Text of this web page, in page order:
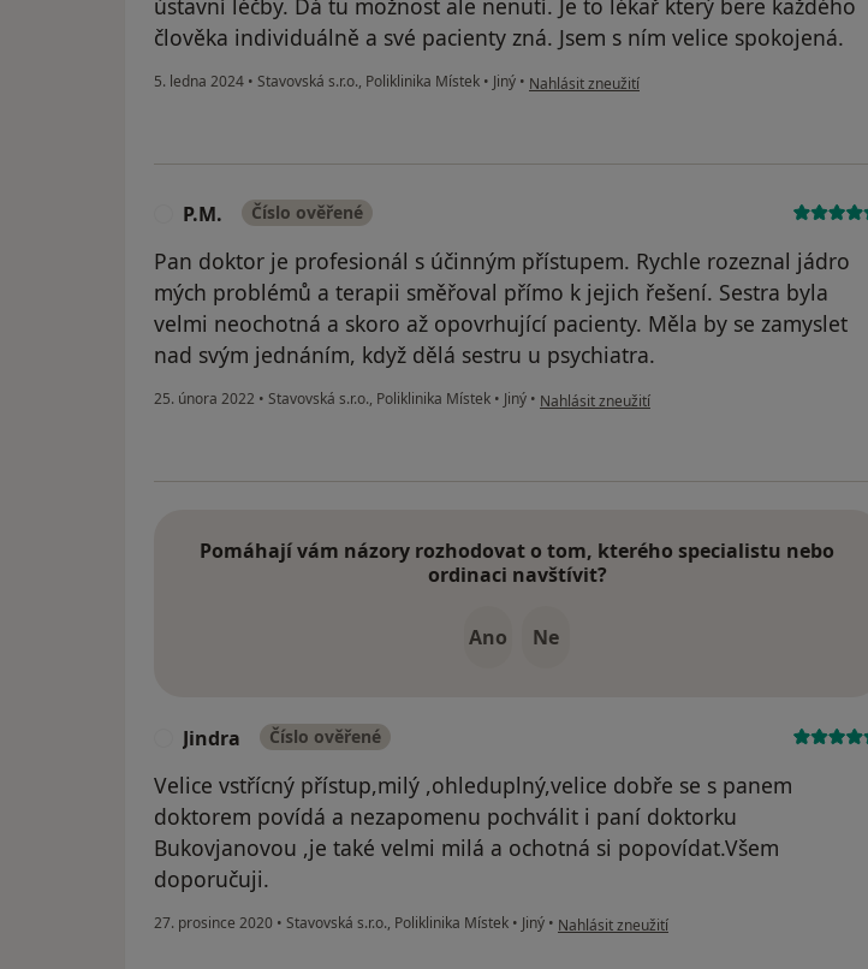
ústavní léčby. Dá tu možnost ale nenutí. Je to lékař který bere každého
člověka individuálně a své pacienty zná. Jsem s ním velice spokojená.
5. ledna 2024 • Stavovská s.r.o., Poliklinika Místek • Jiný • podle názoru uživatele MS
Nahlásit zneužití
P.M. Číslo ověřené
Pan doktor je profesionál s účinným přístupem. Rychle rozeznal jádro
mých problémů a terapii směřoval přímo k jejich řešení. Sestra byla
velmi neochotná a skoro až opovrhující pacienty. Měla by se zamyslet
nad svým jednáním, když dělá sestru u psychiatra.
25. února 2022 • Stavovská s.r.o., Poliklinika Místek • Jiný • podle názoru uživatele P.M.
Nahlásit zneužití
Pomáhají vám názory rozhodovat o tom, kterého specialistu nebo
ordinaci navštívit?
Ano Ne
Jindra Číslo ověřené
Velice vstřícný přístup,milý ,ohleduplný,velice dobře se s panem
doktorem povídá a nezapomenu pochválit i paní doktorku
Bukovjanovou ,je také velmi milá a ochotná si popovídat.Všem
doporučuji.
27. prosince 2020 • Stavovská s.r.o., Poliklinika Místek • Jiný • podle názoru uživatele Jindra
Nahlásit zneužití